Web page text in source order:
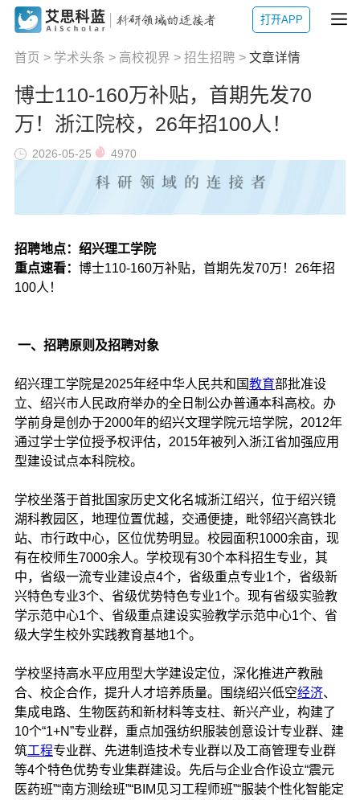
打开APP
首页 > 学术头条 > 高校视界 > 招生招聘 > 文章详情
博士110-160万补贴，首期先发70
万！浙江院校，26年招100人！
2026-05-25 4970
招聘地点：绍兴理工学院
重点速看： 博士110-160万补贴，首期先发70万！26年招
100人！
一、招聘原则及招聘对象
绍兴理工学院是2025年经中华人民共和国教育部批准设
立、绍兴市人民政府举办的全日制公办普通本科高校。办
学前身是创办于2000年的绍兴文理学院元培学院，2012年
通过学士学位授予权评估，2015年被列入浙江省加强应用
型建设试点本科院校。
学校坐落于首批国家历史文化名城浙江绍兴，位于绍兴镜
湖科教园区，地理位置优越，交通便捷，毗邻绍兴高铁北
站、市行政中心，区位优势明显。校园面积1000余亩，现
有在校师生7000余人。学校现有30个本科招生专业，其
中，省级一流专业建设点4个，省级重点专业1个，省级新
兴特色专业3个、省级优势特色专业1个。现有省级实验教
学示范中心1个、省级重点建设实验教学示范中心1个、省
级大学生校外实践教育基地1个。
学校坚持高水平应用型大学建设定位，深化推进产教融
合、校企合作，提升人才培养质量。围绕绍兴低空经济、
集成电路、生物医药和新材料等支柱、新兴产业，构建了
10个“1+N”专业群，重点加强纺织服装创意设计专业群、建
筑工程专业群、先进制造技术专业群以及工商管理专业群
等4个特色优势专业集群建设。先后与企业合作设立“震元
医药班”“南方测绘班”“BIM见习工程师班”“服装个性化智能定